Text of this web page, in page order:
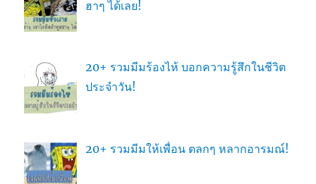
ฮาๆ ได้เลย!
20+ รวมมีมร้องไห้ บอกความรู้สึกในชีวิต
ประจำวัน!
20+ รวมมีมให้เพื่อน ตลกๆ หลากอารมณ์!